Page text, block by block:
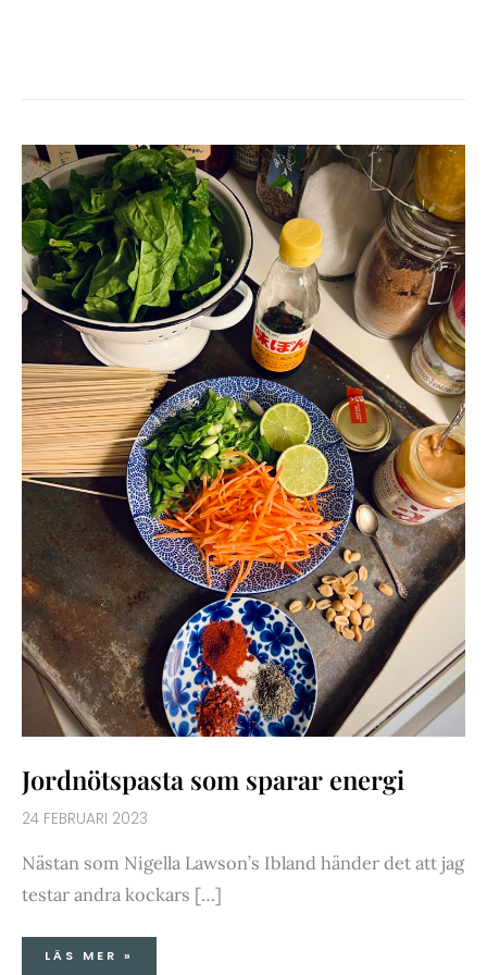
Jordnötspasta som sparar energi
24 FEBRUARI 2023
Nästan som Nigella Lawson’s Ibland händer det att jag
testar andra kockars […]
JORDNÖTSPASTA
SOM
SPARAR
ENERGI
LÄS MER »